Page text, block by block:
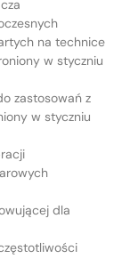
na technice
w styczniu
zastosowań z
w styczniu
dla